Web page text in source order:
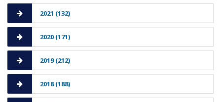
2021 (132)
2020 (171)
2019 (212)
2018 (188)